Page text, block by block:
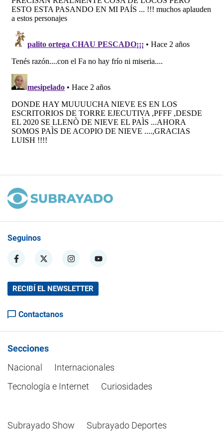
Seguinos
RECIBÍ EL NEWSLETTER
Contactanos
Secciones
Nacional
Internacionales
Tecnología e Internet
Curiosidades
Subrayado Show Subrayado Deportes